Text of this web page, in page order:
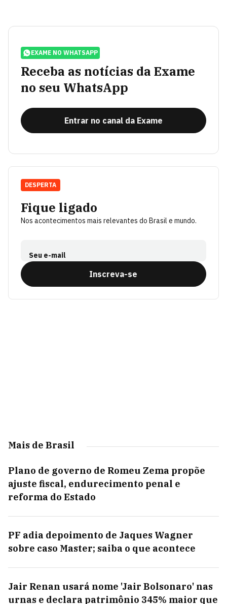
EXAME NO WHATSAPP
Receba as notícias da Exame
no seu WhatsApp
Entrar no canal da Exame
Fique ligado
Nos acontecimentos mais relevantes do Brasil e mundo.
Seu e-mail
Inscreva-se
DESPERTA
Mais de Brasil
Plano de governo de Romeu Zema propõe
ajuste fiscal, endurecimento penal e
reforma do Estado
PF adia depoimento de Jaques Wagner
sobre caso Master; saiba o que acontece
Jair Renan usará nome 'Jair Bolsonaro' nas
urnas e declara patrimônio 345% maior que